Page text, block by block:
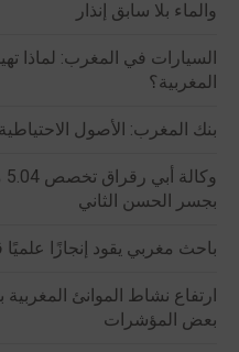
والماء بلا سابق إنذار
السيارات في المغرب: لماذا
المغربية؟
بنك المغرب: الأصول الاحتياطية الرسمية
بجسر الحسن الثاني
باحث مغربي يقود إنجازًا
ارتفاع نشاط الموانئ
بعض المؤشرات